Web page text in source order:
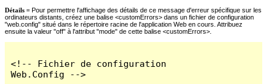
Détails = Pour permettre l'affichage des détails de ce message d'erreur spécifique sur les
ordinateurs distants, créez une balise <customErrors> dans un fichier de configuration
"web.config" situé dans le répertoire racine de l'application Web en cours. Attribuez
ensuite la valeur "off" à l'attribut "mode" de cette balise <customErrors>.
<!-- Fichier de configuration
Web.Config -->